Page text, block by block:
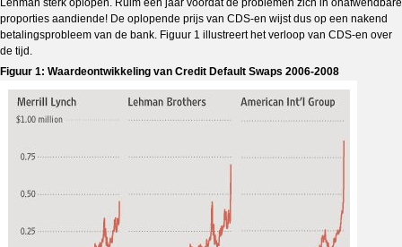
Lehman sterk oplopen. Ruim een jaar voordat de problemen zich in onafwendbare
proporties aandiende! De oplopende prijs van CDS-en wijst dus op een nakend
betalingsprobleem van de bank. Figuur 1 illustreert het verloop van CDS-en over
de tijd.
Figuur 1: Waardeontwikkeling van Credit Default Swaps 2006-2008